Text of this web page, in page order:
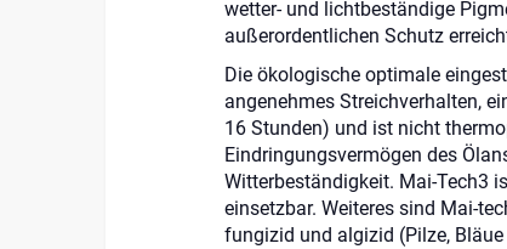
wetter- und lichtbeständige
außerordentlichen Schutz
Die ökologische optimale
angenehmes Streichverhalten,
16 Stunden) und ist nicht
Eindringungsvermögen des
Witterbeständigkeit. Mai-Tech3
einsetzbar. Weiteres sind Mai-
fungizid und algizid (Pilze,